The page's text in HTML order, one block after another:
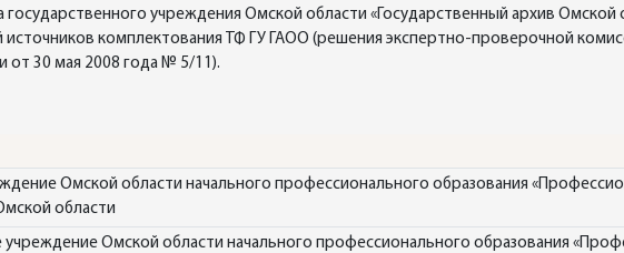
учреждения Омской области «Государственный архив Омской
источников комплектования ТФ ГУ ГАОО (решения экспертно-проверочной
от 30 мая 2008 года № 5/11).
Омской области начального профессионального образования
области
учреждение Омской области начального профессионального образования